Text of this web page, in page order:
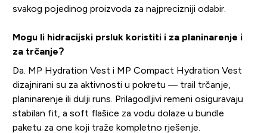
svakog pojedinog proizvoda za najprecizniji odabir.
Mogu li hidracijski prsluk koristiti i za planinarenje i
za trčanje?
Da. MP Hydration Vest i MP Compact Hydration Vest
dizajnirani su za aktivnosti u pokretu — trail trčanje,
planinarenje ili dulji runs. Prilagodljivi remeni osiguravaju
stabilan fit, a soft flašice za vodu dolaze u bundle
paketu za one koji traže kompletno rješenje.